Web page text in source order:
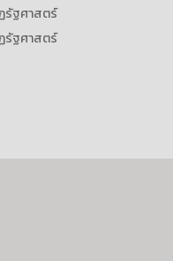
รัฐศาสตร์
รัฐศาสตร์